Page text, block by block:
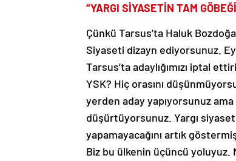
“YARGI SİYASETİN TAM
Çünkü Tarsus’ta Haluk
Siyaseti dizayn ediyorsunuz.
Tarsus’ta adaylığımızı iptal
YSK? Hiç orasını
yerden aday yapıyorsunuz
düşürtüyorsunuz. Yargı
yapamayacağını artık
Biz bu ülkenin üçüncü yoluyuz.